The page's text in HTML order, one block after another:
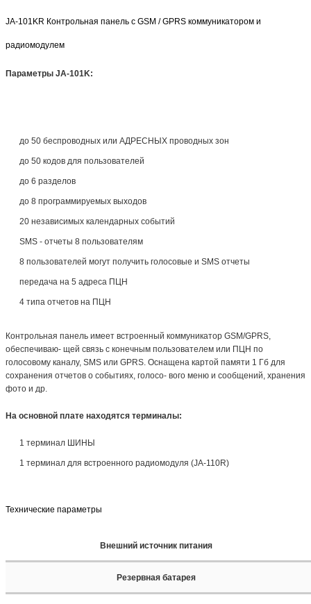
JA-101KR Контрольная панель с GSM / GPRS коммуникатором и
радиомодулем
Параметры JA-101K:
до 50 беспроводных или АДРЕСНЫХ проводных зон
до 50 кодов для пользователей
до 6 разделов
до 8 программируемых выходов
20 независимых календарных событий
SMS - отчеты 8 пользователям
8 пользователей могут получить голосовые и SMS отчеты
передача на 5 адреса ПЦН
4 типа отчетов на ПЦН
Контрольная панель имеет встроенный коммуникатор GSM/GPRS,
обеспечиваю- щей связь с конечным пользователем или ПЦН по
голосовому каналу, SMS или GPRS. Оснащена картой памяти 1 Гб для
сохранения отчетов о событиях, голосо- вого меню и сообщений, хранения
фото и др.
На основной плате находятся терминалы:
1 терминал ШИНЫ
1 терминал для встроенного радиомодуля (JA-110R)
Технические параметры
Внешний источник питания
Резервная батарея